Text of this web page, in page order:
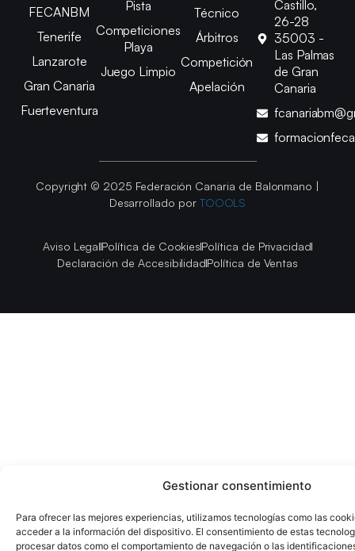
Gestionar consentimiento
Para ofrecer las mejores experiencias, utilizamos tecnologías como las
acceder a la información del dispositivo. El consentimiento de estas
procesar datos como el comportamiento de navegación o las
FECANBM
Tenerife
Lanzarote
Gran Canaria
Fuerteventura
Pista
Competiciones
Playa
Juego Limpio
Técnico
Árbitros
Competición
Apelación
Castillo,
26-28
35003 -
Las Palmas
de Gran
Canaria
Copyright © 2025 Federación Canaria de Balonmano |
Desarrollado por TOOOLS
Aviso LegalPolítica de CookiesPolítica de Privacidad
Declaración de AccesibilidadPolítica de Ventas